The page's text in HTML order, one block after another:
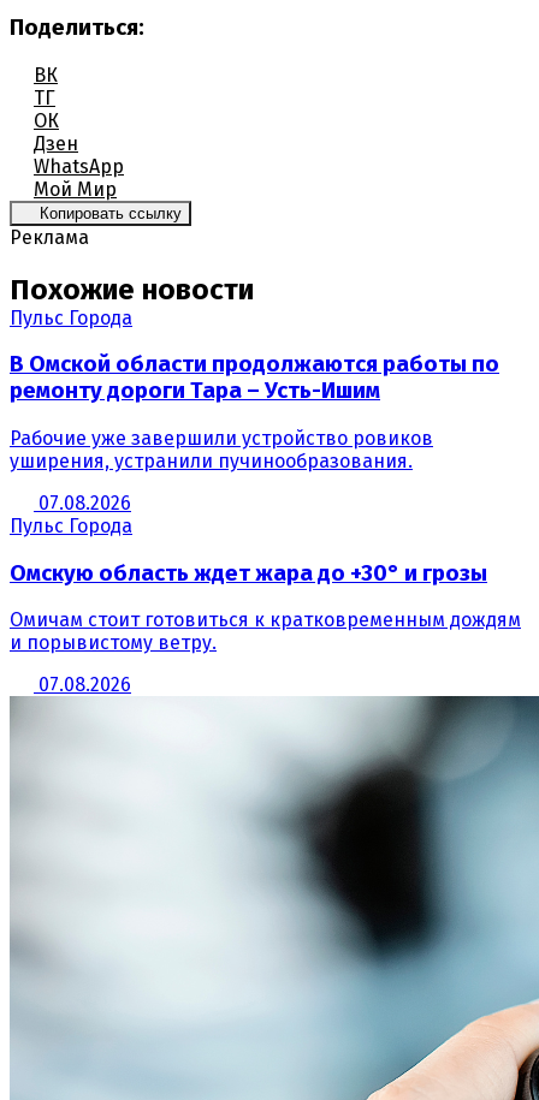
Поделиться:
ВК
ТГ
ОК
Дзен
WhatsApp
Мой Мир
Копировать ссылку
Реклама
Похожие новости
Пульс Города
В Омской области продолжаются работы по
ремонту дороги Тара – Усть-Ишим
Рабочие уже завершили устройство ровиков
уширения, устранили пучинообразования.
07.08.2026
Пульс Города
Омскую область ждет жара до +30° и грозы
Омичам стоит готовиться к кратковременным дождям
и порывистому ветру.
07.08.2026